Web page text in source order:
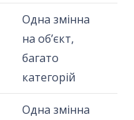
Одна змінна
на об’єкт,
багато
категорій
Одна змінна